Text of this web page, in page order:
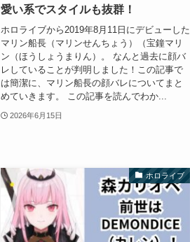
愛い系でスタイルも抜群！
ホロライブから2019年8月11日にデビューした
マリン船長（マリンせんちょう）（宝鐘マリ
ン（ほうしょうまりん）。 なんと過去に顔バ
レしていることが判明しました！この記事で
は簡潔に、マリン船長の顔バレについてまと
めていきます。 この記事を読んでわか...
2026年6月15日
ホロライブ